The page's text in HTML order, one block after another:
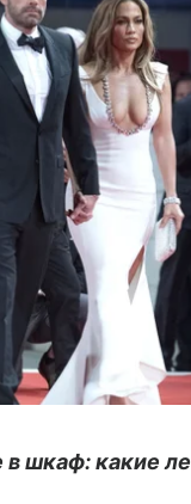
в шкаф: какие